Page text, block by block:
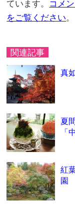
ています。 コメ
をご覧ください。
関連記事
真
夏
「
紅
園